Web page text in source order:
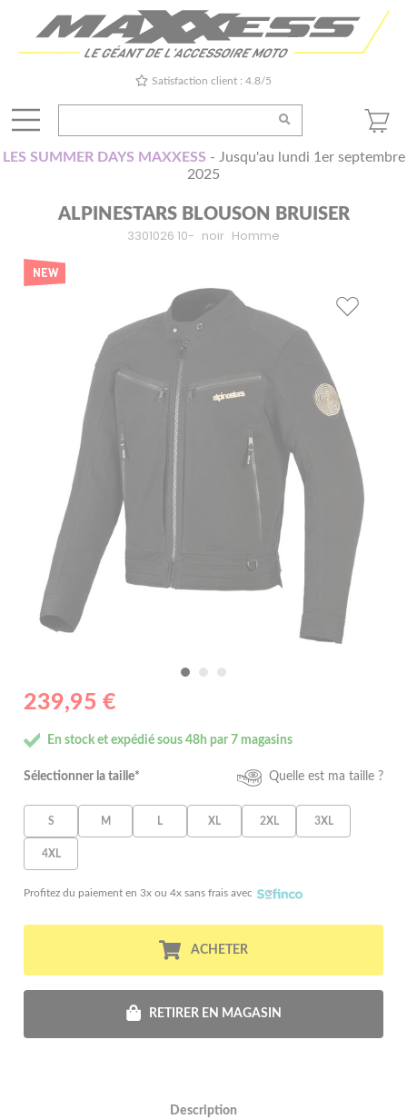
Satisfaction client : 4.8/5
LES SUMMER DAYS MAXXESS - Jusqu'au lundi 1er septembre
2025
ALPINESTARS BLOUSON BRUISER
3301026 10- noir Homme
NEW
239,95 €
En stock et expédié sous 48h par 7 magasins
Sélectionner la taille* Quelle est ma taille ?
S M L XL 2XL 3XL
4XL
Profitez du paiement en 3x ou 4x sans frais avec
ACHETER
RETIRER EN MAGASIN
Description